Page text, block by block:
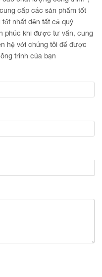
cấp các sản phẩm tốt
nhất đến tất cả quý
phúc khi được tư vấn, cung
hệ với chúng tôi để được
trình của bạn